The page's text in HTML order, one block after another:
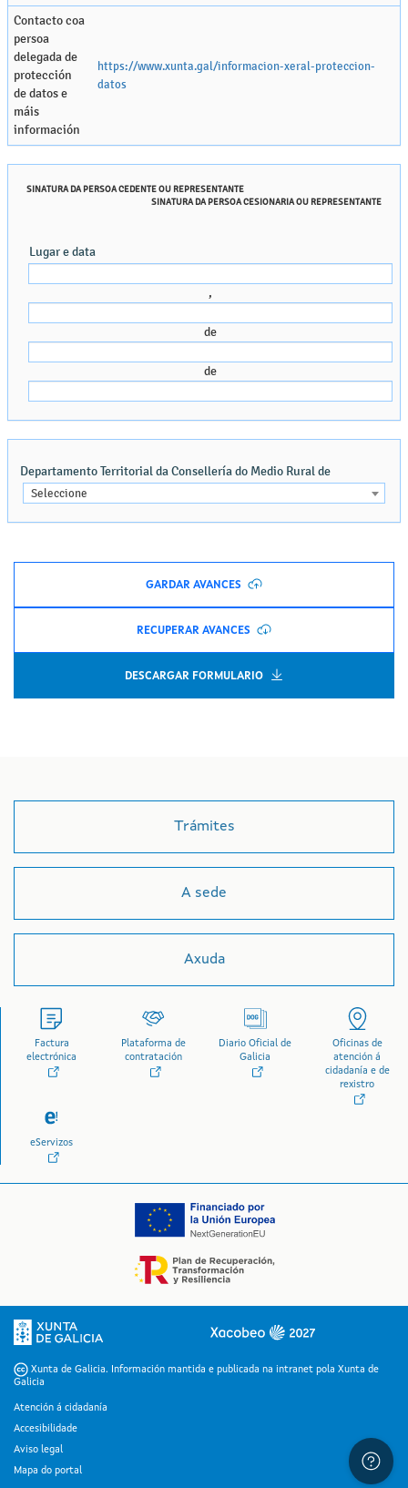
GARDAR AVANCES
RECUPERAR AVANCES
DESCARGAR FORMULARIO
Trámites
A sede
Axuda
Factura
electrónica
Plataforma de
contratación
Diario Oficial de
Galicia
Oficinas de
atención á
cidadanía e de
rexistro
eServizos
Xunta de Galicia. Información mantida e publicada na intranet pola Xunta de
Galicia
Atención á cidadanía
Accesibilidade
Aviso legal
Mapa do portal